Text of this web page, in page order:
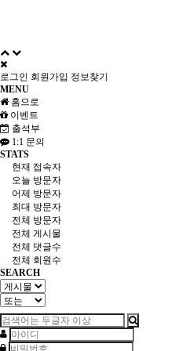
로그인 회원가입 정보찾기
MENU
홈으로
이벤트
출석부
1:1 문의
STATS
현재 접속자
오늘 방문자
어제 방문자
최대 방문자
전체 방문자
전체 게시물
전체 댓글수
전체 회원수
SEARCH